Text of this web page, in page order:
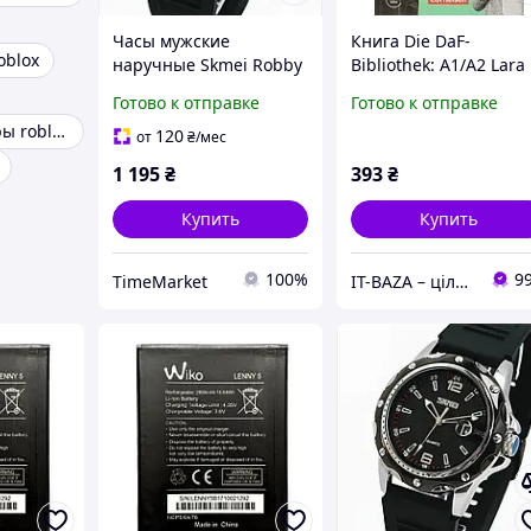
Игровые наборы roblox
Часы мужские
наручные Skmei Robby
ремешка)
Готово к отправке
от 120₴/мес
1 195₴
Купить
TimeMarket 100%
Книга Die DaF-
Bibliothek: A1/A2 Lara
Online
Готово к отправке
393₴
Купить
IT-BAZA – ціла база потрібних речей для всієї родини